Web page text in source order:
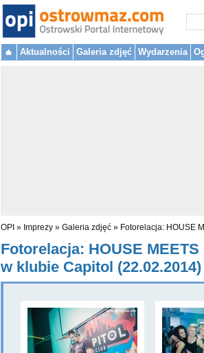
Aktualności Galeria zdjęć Wydarzenia
OPI » Imprezy » Galeria zdjęć » Fotorelacja: HOUSE
Fotorelacja: HOUSE
w klubie Capitol